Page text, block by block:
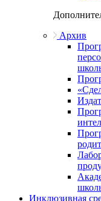
Архив
Инклюзивная